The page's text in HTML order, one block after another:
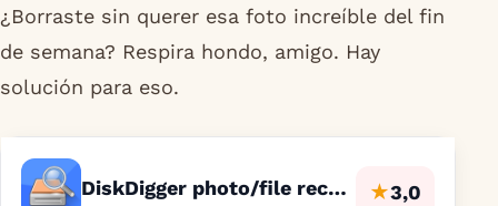
¿Borraste sin querer esa foto increíble del fin
de semana? Respira hondo, amigo. Hay
solución para eso.
DiskDigger photo/file recovery ★3,0